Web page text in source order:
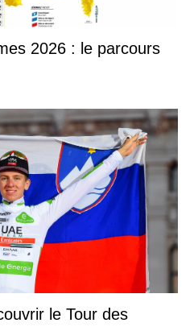
2026 : le parcours
le Tour des